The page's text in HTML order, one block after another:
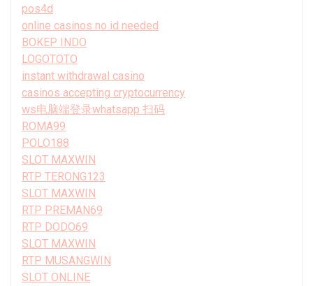
pos4d
online casinos no id needed
BOKEP INDO
LOGOTOTO
instant withdrawal casino
casinos accepting cryptocurrency
ws电脑端登录whatsapp 扫码
ROMA99
POLO188
SLOT MAXWIN
RTP TERONG123
SLOT MAXWIN
RTP PREMAN69
RTP DODO69
SLOT MAXWIN
RTP MUSANGWIN
SLOT ONLINE